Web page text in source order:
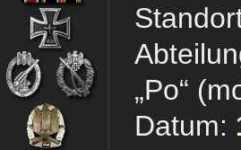
„Po“
Datum: